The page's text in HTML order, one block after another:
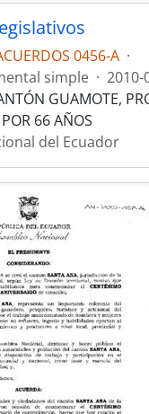
0456-A ·
simple · 2010-
GUAMOTE,
66 AÑOS
del Ecuador